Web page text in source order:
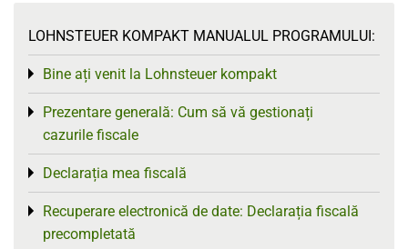
LOHNSTEUER KOMPAKT MANUALUL PROGRAMULUI:
Bine ați venit la Lohnsteuer kompakt
Toggle menu
Prezentare generală: Cum să vă gestionați
cazurile fiscale
Toggle menu
Declarația mea fiscală
Toggle menu
Recuperare electronică de date: Declarația fiscală
precompletată
Toggle menu